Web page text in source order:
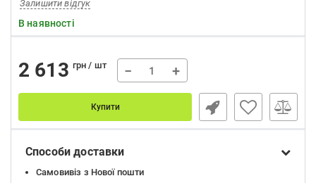
Залишити відгук
В наявності
2 613 грн / шт − +
Купити
Способи доставки
Самовивіз з Нової пошти